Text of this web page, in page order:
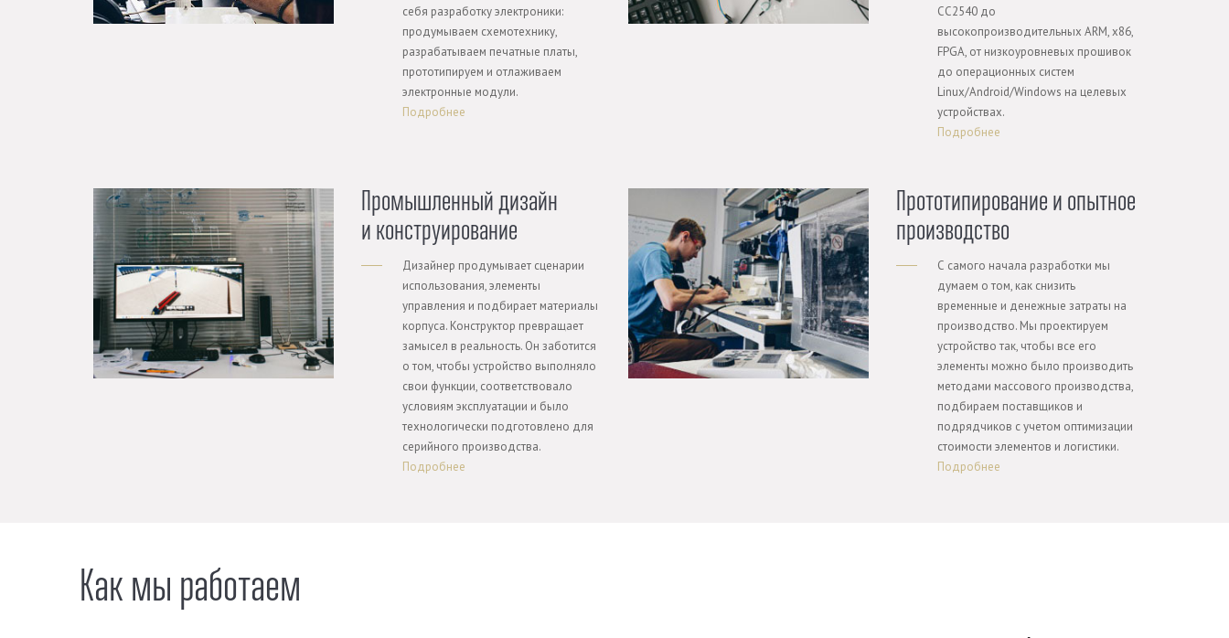
себя разработку электроники:
продумываем схемотехнику,
разрабатываем печатные платы,
прототипируем и отлаживаем
электронные модули.
Подробнее
CC2540 до
высокопроизводительных ARM, x86,
FPGA, от низкоуровневых прошивок
до операционных систем
Linux/Android/Windows на целевых
устройствах.
Подробнее
Промышленный дизайн
и конструирование
Дизайнер продумывает сценарии
использования, элементы
управления и подбирает материалы
корпуса. Конструктор превращает
замысел в реальность. Он заботится
о том, чтобы устройство выполняло
свои функции, соответствовало
условиям эксплуатации и было
технологически подготовлено для
серийного производства.
Подробнее
Прототипирование и опытное
производство
С самого начала разработки мы
думаем о том, как снизить
временные и денежные затраты на
производство. Мы проектируем
устройство так, чтобы все его
элементы можно было производить
методами массового производства,
подбираем поставщиков и
подрядчиков с учетом оптимизации
стоимости элементов и логистики.
Подробнее
Как мы работаем